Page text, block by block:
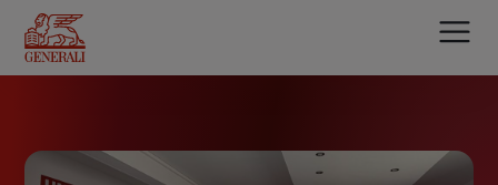
contenu
principal